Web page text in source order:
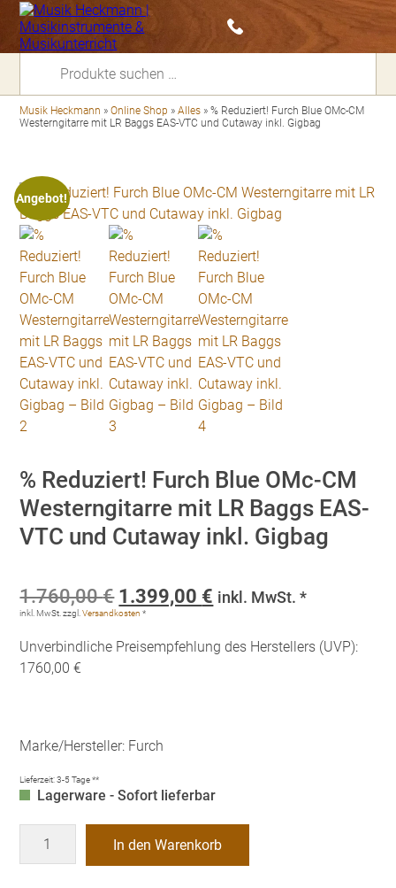
Musik Heckmann »Online Shop »Alles »% Reduziert! Furch Blue OMc-CM
Westerngitarre mit LR Baggs EAS-VTC und Cutaway inkl. Gigbag
Angebot!
% Reduziert! Furch Blue OMc-CM
Westerngitarre mit LR Baggs EAS-
VTC und Cutaway inkl. Gigbag
1.760,00€ Ursprünglicher
Preis
war:
1.760,00 €
1.399,00 € Aktueller
ist:
1.399,00 €.
inkl. MwSt. *
inkl. MwSt. zzgl.Versandkosten *
Unverbindliche Preisempfehlung des Herstellers (UVP):
1760,00 €
Marke/Hersteller: Furch
Lieferzeit:3-5 Tage **
Lagerware - Sofort lieferbar
Reduziert!
In den Warenkorb